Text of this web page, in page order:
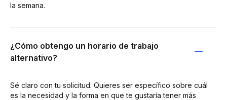
la semana.
¿Cómo obtengo un horario de trabajo
alternativo?
Sé claro con tu solicitud. Quieres ser específico sobre cuál
es la necesidad y la forma en que te gustaría tener más